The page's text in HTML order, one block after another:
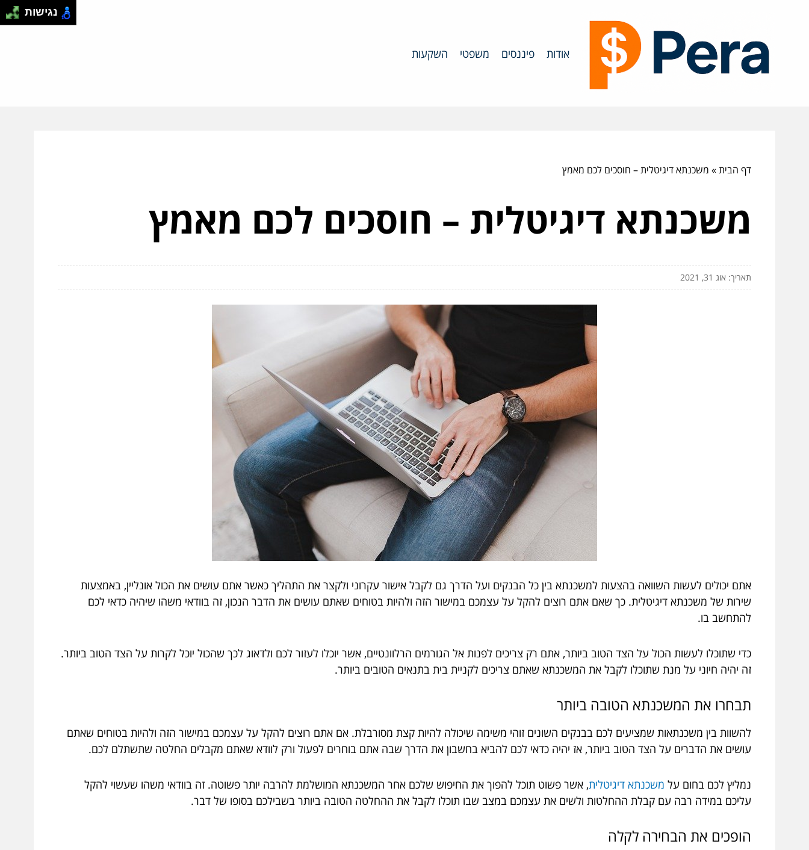
אודות פיננסים משפטי השקעות
דף הבית» משכנתא דיגיטלית – חוסכים לכם מאמץ
משכנתא דיגיטלית – חוסכים לכם מאמץ
תאריך: אוג 31, 2021
אתם יכולים לעשות השוואה בהצעות למשכנתא בין כל הבנקים ועל הדרך גם לקבל אישור עקרוני ולקצר את התהליך כאשר אתם עושים את הכול אונליין, באמצעות
שירות של משכנתא דיגיטלית. כך שאם אתם רוצים להקל על עצמכם במישור הזה ולהיות בטוחים שאתם עושים את הדבר הנכון, זה בוודאי משהו שיהיה כדאי לכם
להתחשב בו.
כדי שתוכלו לעשות הכול על הצד הטוב ביותר, אתם רק צריכים לפנות אל הגורמים הרלוונטיים, אשר יוכלו לעזור לכם ולדאוג לכך שהכול יוכל לקרות על הצד הטוב ביותר.
זה יהיה חיוני על מנת שתוכלו לקבל את המשכנתא שאתם צריכים לקניית בית בתנאים הטובים ביותר.
תבחרו את המשכנתא הטובה ביותר
להשוות בין משכנתאות שמציעים לכם בבנקים השונים זוהי משימה שיכולה להיות קצת מסורבלת. אם אתם רוצים להקל על עצמכם במישור הזה ולהיות בטוחים שאתם
עושים את הדברים על הצד הטוב ביותר, אז יהיה כדאי לכם להביא בחשבון את הדרך שבה אתם בוחרים לפעול ורק לוודא שאתם מקבלים החלטה שתשתלם לכם.
נמליץ לכם בחום על משכנתא דיגיטלית, אשר פשוט תוכל להפוך את החיפוש שלכם אחר המשכנתא המושלמת להרבה יותר פשוטה. זה בוודאי משהו שעשוי להקל
עליכם במידה רבה עם קבלת ההחלטות ולשים את עצמכם במצב שבו תוכלו לקבל את ההחלטה הטובה ביותר בשבילכם בסופו של דבר.
הופכים את הבחירה לקלה
נגישות